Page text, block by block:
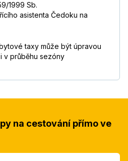
1999 Sb.
asistenta Čedoku na
taxy může být úpravou
v průběhu sezóny
na cestování přímo ve